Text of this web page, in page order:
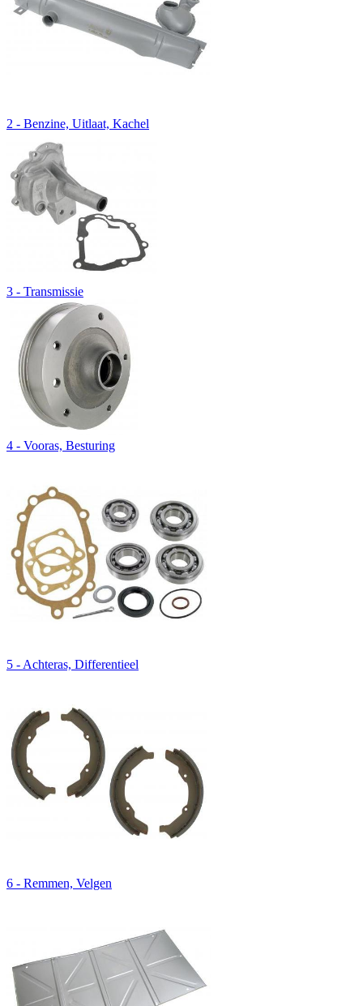
2 - Benzine, Uitlaat, Kachel
3 - Transmissie
4 - Vooras, Besturing
5 - Achteras, Differentieel
6 - Remmen, Velgen